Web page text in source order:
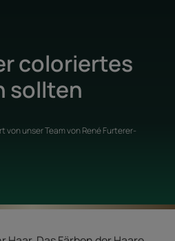
coloriertes
sollten
vonunser Team von René Furterer-